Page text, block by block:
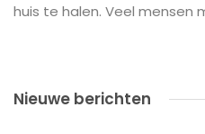
huis te halen. Veel mensen
Nieuwe berichten